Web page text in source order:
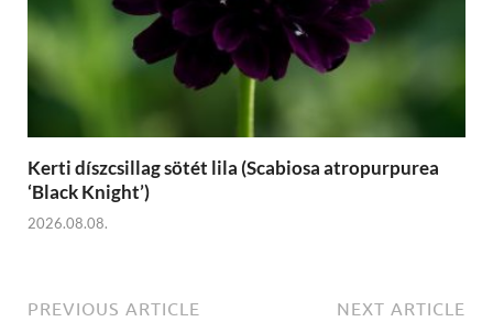
Kerti díszcsillag sötét lila (Scabiosa atropurpurea
‘Black Knight’)
2026.08.08.
PREVIOUS ARTICLE NEXT ARTICLE